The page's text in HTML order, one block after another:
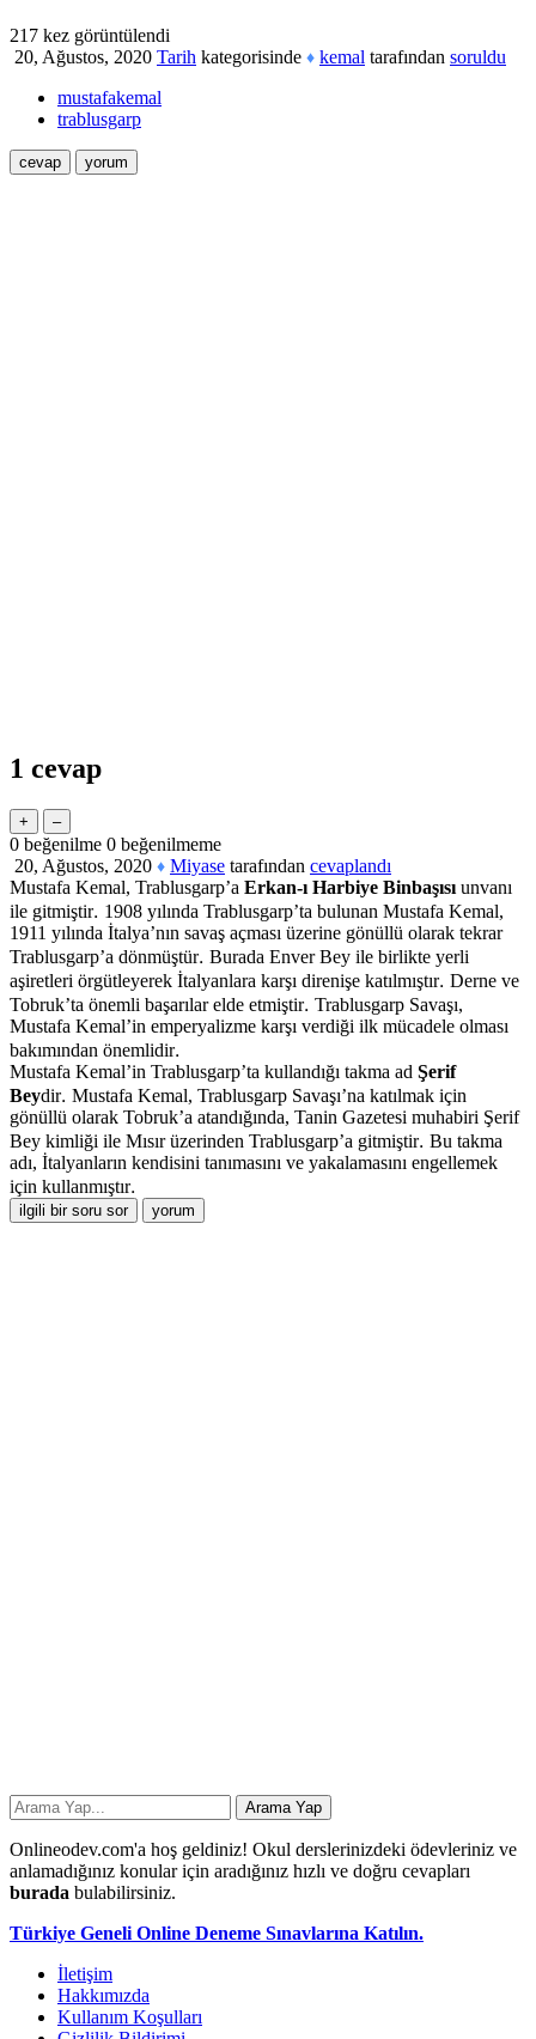
217 kez görüntülendi
20, Ağustos, 2020 Tarih kategorisinde ♦ kemal tarafından soruldu
mustafakemal
trablusgarp
1 cevap
0 beğenilme 0 beğenilmeme
20, Ağustos, 2020 ♦ Miyase tarafından cevaplandı
Mustafa Kemal, Trablusgarp’a Erkan-ı Harbiye Binbaşısı unvanı
ile gitmiştir. 1908 yılında Trablusgarp’ta bulunan Mustafa Kemal,
1911 yılında İtalya’nın savaş açması üzerine gönüllü olarak tekrar
Trablusgarp’a dönmüştür. Burada Enver Bey ile birlikte yerli
aşiretleri örgütleyerek İtalyanlara karşı direnişe katılmıştır. Derne ve
Tobruk’ta önemli başarılar elde etmiştir. Trablusgarp Savaşı,
Mustafa Kemal’in emperyalizme karşı verdiği ilk mücadele olması
bakımından önemlidir.
Mustafa Kemal’in Trablusgarp’ta kullandığı takma ad Şerif
Beydir. Mustafa Kemal, Trablusgarp Savaşı’na katılmak için
gönüllü olarak Tobruk’a atandığında, Tanin Gazetesi muhabiri Şerif
Bey kimliği ile Mısır üzerinden Trablusgarp’a gitmiştir. Bu takma
adı, İtalyanların kendisini tanımasını ve yakalamasını engellemek
için kullanmıştır.
Onlineodev.com'a hoş geldiniz! Okul derslerinizdeki ödevleriniz ve
anlamadığınız konular için aradığınız hızlı ve doğru cevapları
burada bulabilirsiniz.
Türkiye Geneli Online Deneme Sınavlarına Katılın.
İletişim
Hakkımızda
Kullanım Koşulları